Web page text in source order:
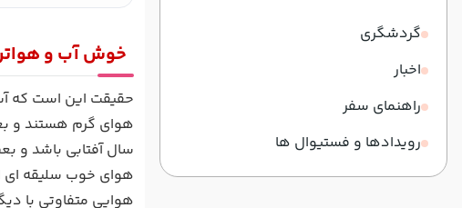
گردشگری
اخبار
راهنمای سفر
رویدادها و فستیوال ها
خوش آب و
حقیقت این است که
هوای گرم هستند و
سال آفتابی باشد و
هوای خوب سلیقه ای
هوایی متفاوتی با